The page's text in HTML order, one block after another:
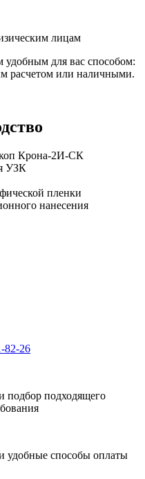
лицам
для вас способом:
расчетом или наличными.
Крона-2И-СК
УЗК
пленки
нанесения
82-26
подбор подходящего
удобные способы оплаты